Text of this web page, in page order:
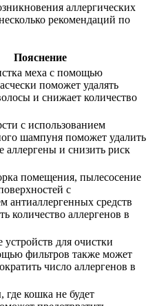
аллергических
рекомендаций по
Пояснение
меха с помощью
поможет удалять
и снижает количество
с использованием
шампуня поможет удалить
аллергены и снизить риск
помещения, пылесосение
с
антиаллергенных средств
количество аллергенов в
устройств для очистки
фильтров также может
число аллергенов в
где кошка не будет